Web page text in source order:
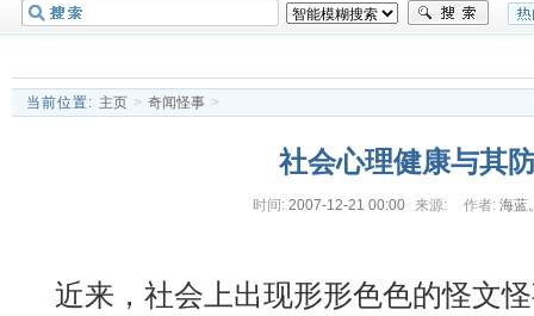
无神论坛
当前位置: 主页 > 奇闻怪事 >
社会心理健康与其
时间: 2007-12-21 00:00 来源: 作者: 海蓝
近来，社会上出现形形色色的怪文